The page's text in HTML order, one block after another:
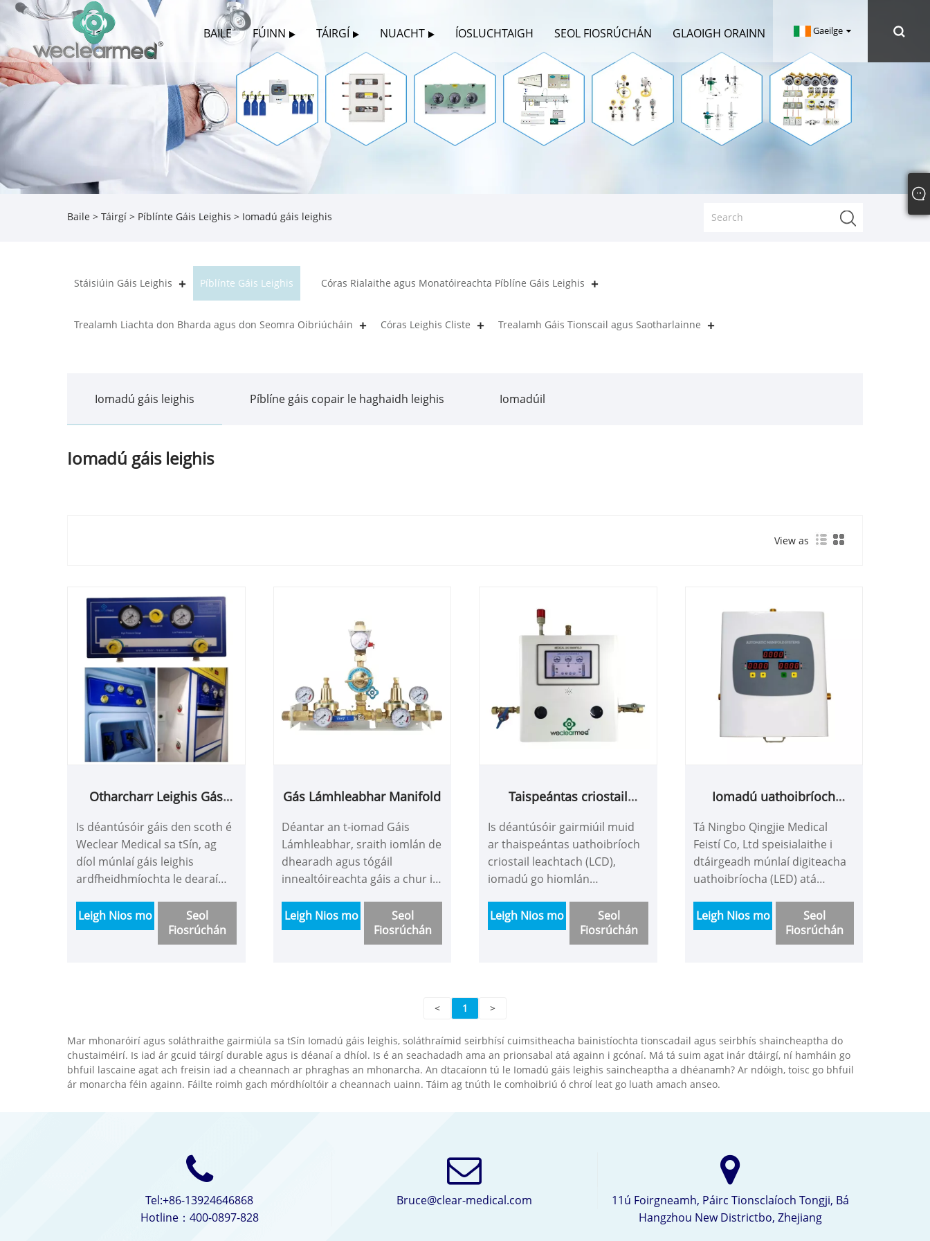
BAILE FÚINN TÁIRGÍ NUACHT ÍOSLUCHTAIGH SEOL FIOSRÚCHÁN GLAOIGH ORAINN Gaeilge
Baile > Táirgí > Píblínte Gáis Leighis > Iomadú gáis leighis
Stáisiúin Gáis Leighis Píblínte Gáis Leighis Córas Rialaithe agus Monatóireachta Píblíne Gáis Leighis
Trealamh Liachta don Bharda agus don Seomra Oibriúcháin Córas Leighis Cliste Trealamh Gáis Tionscail agus Saotharlainne
Iomadú gáis leighis Píblíne gáis copair le haghaidh leighis Iomadúil
Iomadú gáis leighis
View as
Otharcharr Leighis Gás
Is déantúsóir gáis den scoth é
Weclear Medical sa tSín, ag
díol múnlaí gáis leighis
ardfheidhmíochta le dearaí
leo athrú idir modhanna
láimhe agus go hiomlán
uathoibríoch, chomh maith le
scoth gach dearadh ábhair
miotail, feadáin sheachtracha
simplí agus galánta, agus
bíodh imní ort faoi sheirbhís
Leigh Nios mo
Seol
Fiosrúchán
Gás Lámhleabhar Manifold
Déantar an t-iomad Gáis
Lámhleabhar, sraith iomlán de
dhearadh agus tógáil
innealtóireachta gáis a chur in
haghaidh múnlaí lasctha
uathoibríocha ard-bhrú ard-
bhrú atá curtha in oiriúint do
modh bainistíochta cianda
gan foireann le francach ard-
sreafa.
Leigh Nios mo
Seol
Fiosrúchán
Taispeántas criostail
(LCD) iomadú
Is déantúsóir gairmiúil muid
ar thaispeántas uathoibríoch
criostail leachtach (LCD),
iomadú go hiomlán
agus stáisiún gáis ospidéil le
praghas réasúnach. Tá an
gléas scaoilte gáis
Taispeánann an criostail
leachtach LCD feidhm aláraim
iargúlta. Is féidir é a ghrúpáil
freisin i monatóireacht
Leigh Nios mo
Seol
Fiosrúchán
Iomadú uathoibríoch
uathoibríoch
Tá Ningbo Qingjie Medical
Feistí Co, Ltd speisialaithe i
dtáirgeadh múnlaí digiteacha
uathoibríocha (LED) atá
ospidéil ardchaighdeáin agus
caibinéid rialaithe ard -bhrú
200 barra. Tá na buntáistí seo
cothabháil éasca, taispeánann
Digital Ltd feidhm aláraim
iargúlta agus is féidir é a
bheith ina monatóireacht
Leigh Nios mo
Seol
Fiosrúchán
< 1 >
Mar mhonaróirí agus soláthraithe gairmiúla sa tSín Iomadú gáis leighis, soláthraímid seirbhísí cuimsitheacha bainistíochta tionscadail agus seirbhís shaincheaptha do
chustaiméirí. Is iad ár gcuid táirgí durable agus is déanaí a dhíol. Is é an seachadadh ama an prionsabal atá againn i gcónaí. Má tá suim agat inár dtáirgí, ní hamháin go
bhfuil lascaine agat ach freisin iad a cheannach ar phraghas an mhonarcha. An dtacaíonn tú le Iomadú gáis leighis saincheaptha a dhéanamh? Ar ndóigh, toisc go bhfuil
ár monarcha féin againn. Fáilte roimh gach mórdhíoltóir a cheannach uainn. Táim ag tnúth le comhoibriú ó chroí leat go luath amach anseo.
Tel:+86-13924646868
Hotline：400-0897-828
Bruce@clear-medical.com
11ú Foirgneamh, Páirc Tionsclaíoch Tongji, Bá
Hangzhou New Districtbo, Zhejiang